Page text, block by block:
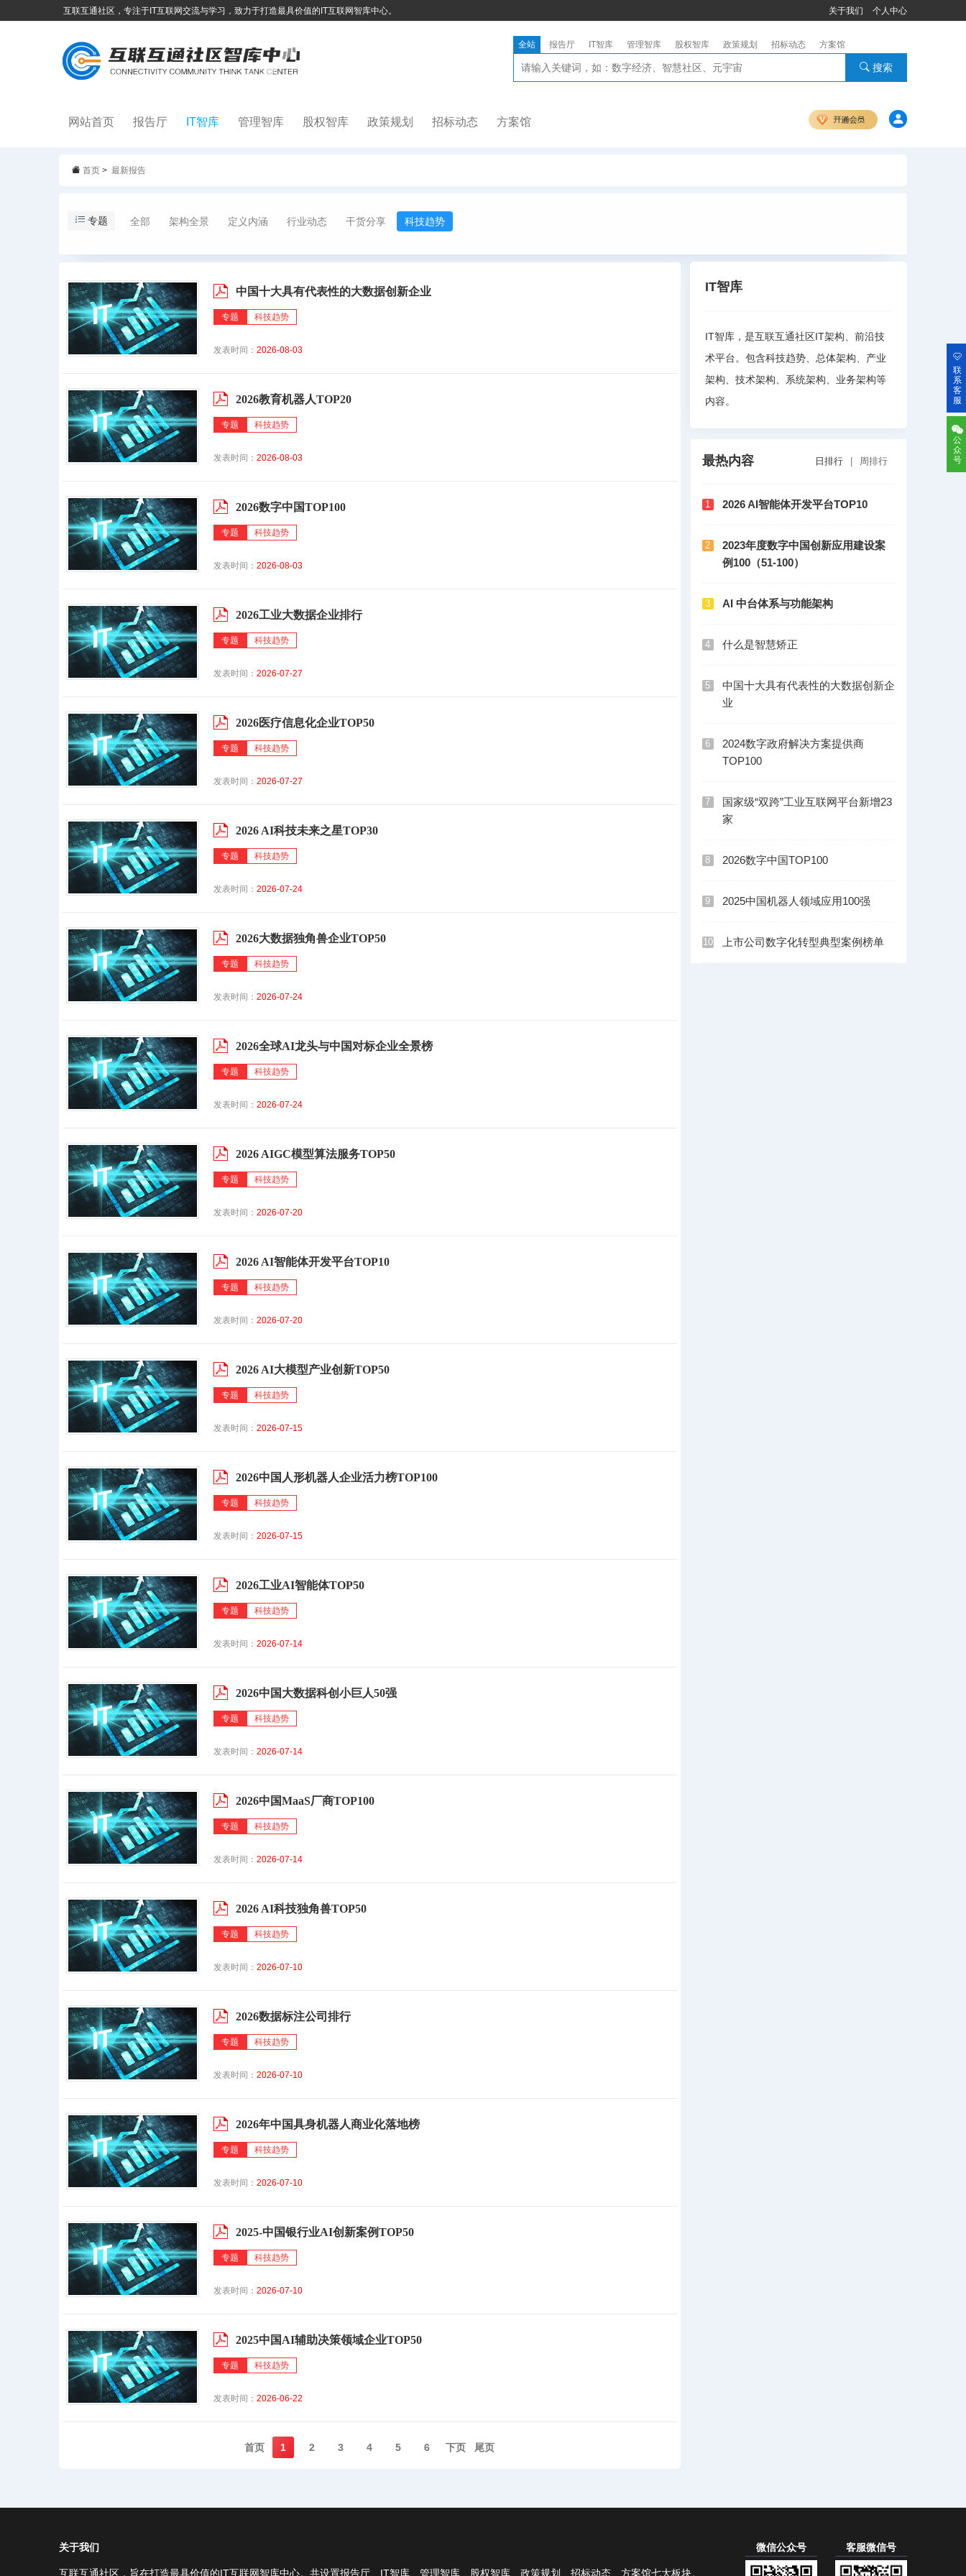
互联互通社区，专注于IT互联网交流与学习，致力于打造最具价值的IT互联网智库中心。 关于我们 个人中心
全站 报告厅 IT智库 管理智库 股权智库 政策规划 招标动态 方案馆
搜索
网站首页 报告厅 IT智库 管理智库 股权智库 政策规划 招标动态 方案馆
首页 > 最新报告
专题 全部 架构全景 定义内涵 行业动态 干货分享 科技趋势
中国十大具有代表性的大数据创新企业
专题 科技趋势
发表时间： 2026-08-03
2026教育机器人TOP20
专题 科技趋势
发表时间： 2026-08-03
2026数字中国TOP100
专题 科技趋势
发表时间： 2026-08-03
2026工业大数据企业排行
专题 科技趋势
发表时间： 2026-07-27
2026医疗信息化企业TOP50
专题 科技趋势
发表时间： 2026-07-27
2026 AI科技未来之星TOP30
专题 科技趋势
发表时间： 2026-07-24
2026大数据独角兽企业TOP50
专题 科技趋势
发表时间： 2026-07-24
2026全球AI龙头与中国对标企业全景榜
专题 科技趋势
发表时间： 2026-07-24
2026 AIGC模型算法服务TOP50
专题 科技趋势
发表时间： 2026-07-20
2026 AI智能体开发平台TOP10
专题 科技趋势
发表时间： 2026-07-20
2026 AI大模型产业创新TOP50
专题 科技趋势
发表时间： 2026-07-15
2026中国人形机器人企业活力榜TOP100
专题 科技趋势
发表时间： 2026-07-15
2026工业AI智能体TOP50
专题 科技趋势
发表时间： 2026-07-14
2026中国大数据科创小巨人50强
专题 科技趋势
发表时间： 2026-07-14
2026中国MaaS厂商TOP100
专题 科技趋势
发表时间： 2026-07-14
2026 AI科技独角兽TOP50
专题 科技趋势
发表时间： 2026-07-10
2026数据标注公司排行
专题 科技趋势
发表时间： 2026-07-10
2026年中国具身机器人商业化落地榜
专题 科技趋势
发表时间： 2026-07-10
2025-中国银行业AI创新案例TOP50
专题 科技趋势
发表时间： 2026-07-10
2025中国AI辅助决策领域企业TOP50
专题 科技趋势
发表时间： 2026-06-22
首页️ 1 2 3 4 5 6 下页️ 尾页️
IT智库
IT智库，是互联互通社区IT架构、前沿技
术平台。包含科技趋势、总体架构、产业
架构、技术架构、系统架构、业务架构等
内容。
最热内容 日排行 周排行
1 2026 AI智能体开发平台TOP10
2
2023年度数字中国创新应用建设案
例100（51-100）
3 AI 中台体系与功能架构
4 什么是智慧矫正
5
中国十大具有代表性的大数据创新企
业
6
2024数字政府解决方案提供商
TOP100
7
国家级“双跨”工业互联网平台新增23
家
8 2026数字中国TOP100
9 2025中国机器人领域应用100强
10 上市公司数字化转型典型案例榜单
联
系
客
服
公
众
号
微信公众号 客服微信号
关于我们
互联互通社区，旨在打造最具价值的IT互联网智库中心。共设置报告厅、IT智库、管理智库、股权智库、政策规划、招标动态、方案馆七大板块。